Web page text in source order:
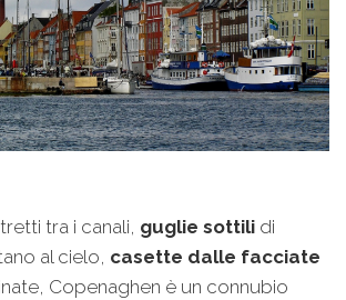
tra i canali, guglie sottili di
al cielo, casette dalle facciate
Copenaghen è un connubio